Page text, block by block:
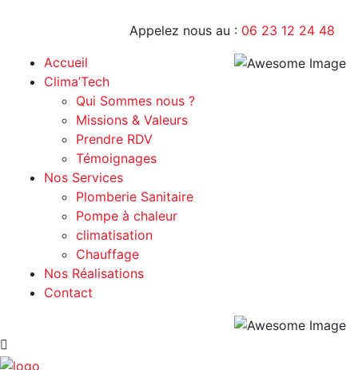
Appelez nous au : 06 23 12 24 48
Accueil
Clima’Tech
Qui Sommes nous ?
Missions & Valeurs
Prendre RDV
Témoignages
Nos Services
Plomberie Sanitaire
Pompe à chaleur
climatisation
Chauffage
Nos Réalisations
Contact